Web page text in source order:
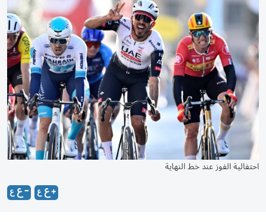
احتفالية الفوز عند خط النهاية